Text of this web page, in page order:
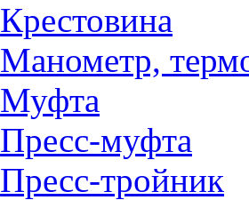
Крестовина
Манометр,
Муфта
Пресс-муфта
Пресс-тройник